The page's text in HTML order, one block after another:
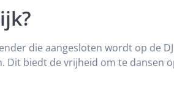
die aangesloten wordt op de
biedt de vrijheid om te